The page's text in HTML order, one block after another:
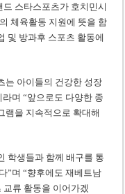
스타스포츠가 호치민시
체육활동 지원에 뜻을 함
및 방과후 스포츠 활동에
는 아이들의 건강한 성장
며 “앞으로도 다양한 종
램을 지속적으로 확대해
학생들과 함께 배구를 통
”며 “향후에도 재베트남
류 활동을 이어가겠